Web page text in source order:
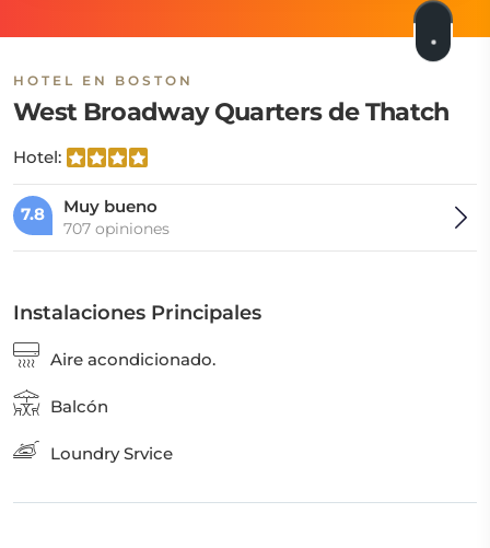
HOTEL EN BOSTON
West Broadway Quarters de Thatch
Hotel:
7.8 Muy bueno
707 opiniones
Instalaciones Principales
Aire acondicionado.
Balcón
Loundry Srvice